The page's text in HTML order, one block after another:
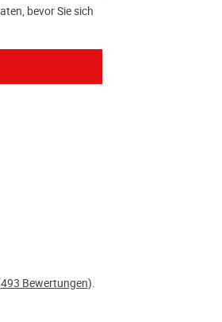
bevor Sie sich
493 Bewertungen).